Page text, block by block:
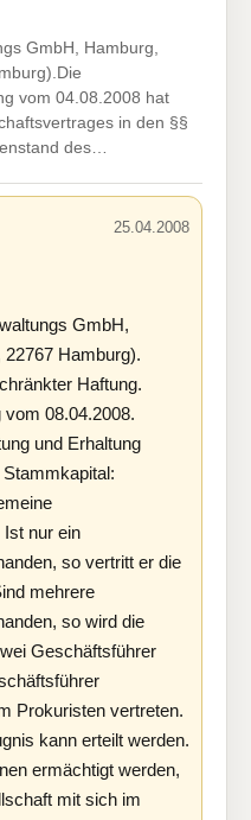
GmbH, Hamburg,
vom 04.08.2008 hat
in den §§
des…
25.04.2008
GmbH,
Hamburg).
Haftung.
08.04.2008.
und Erhaltung
Ist nur ein
so vertritt er die
mehrere
so wird die
Geschäftsführer
Prokuristen vertreten.
kann erteilt werden.
ermächtigt werden,
mit sich im